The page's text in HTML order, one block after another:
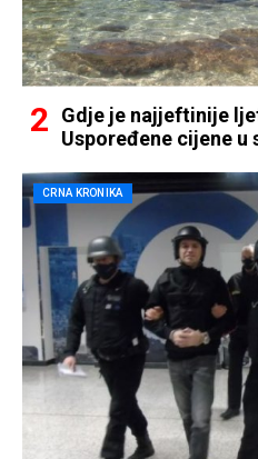
Gdje je najjeftinije
Uspoređene cijene u
CRNA KRONIKA